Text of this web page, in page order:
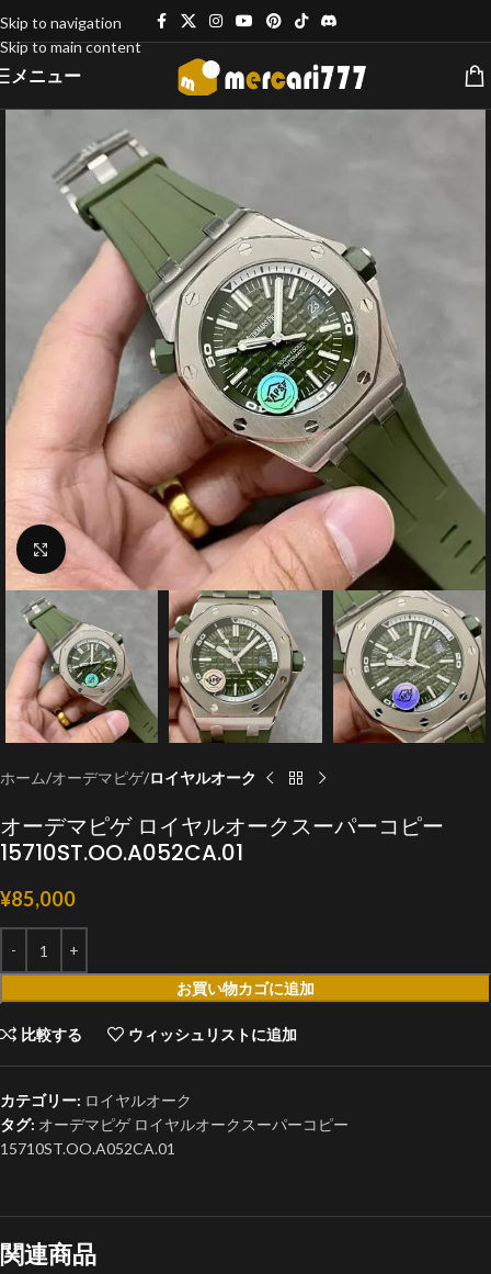
Skip to navigation
Skip to main content
メニュー
クリックで拡大
ホーム オーデマピゲ ロイヤルオーク
オーデマピゲ ロイヤルオークスーパーコピー
15710ST.OO.A052CA.01
¥85,000
お買い物カゴに追加
比較する ウィッシュリストに追加
カテゴリー: ロイヤルオーク
タグ: オーデマピゲ ロイヤルオークスーパーコピー
15710ST.OO.A052CA.01
関連商品